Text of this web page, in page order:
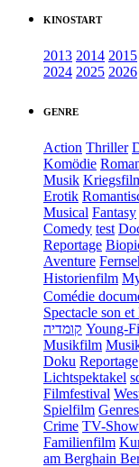
KINOSTART
2013 2014 2015
2024 2025 2026
GENRE
Action Thriller
Komödie
Musik
Erotik
Musical Fantasy
Comedy test
Reportage
Aventure
Historienfilm
Comédie
Spectacle son
קומדיה Young-
Musikfilm
Doku Reportage
Lichtspektakel
Filmfestival
Spielfilm Genres
Crime TV-Show
Familienfilm
am Berghain